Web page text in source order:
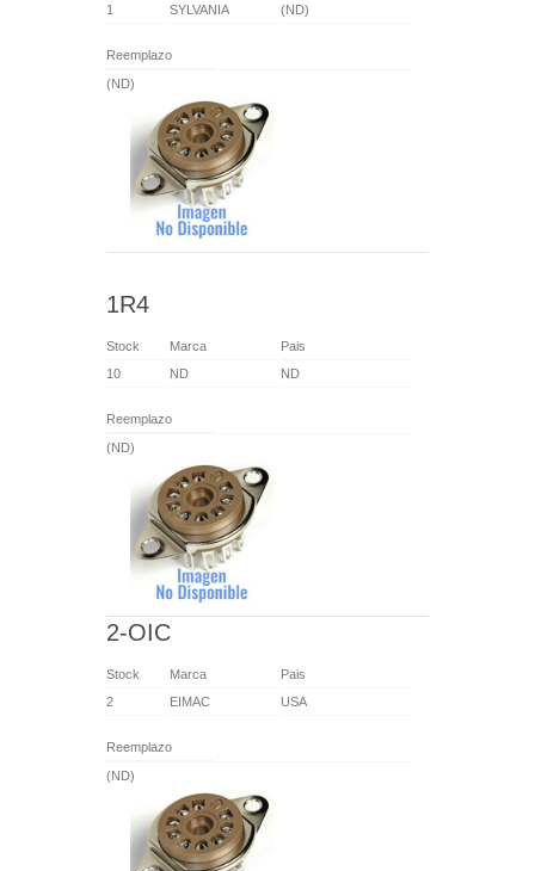
1
SYLVANIA (ND)
Reemplazo
(ND)
1R4
Stock Marca
Pais
10
ND ND
Reemplazo
(ND)
2-OIC
Stock Marca
Pais
2
EIMAC USA
Reemplazo
(ND)